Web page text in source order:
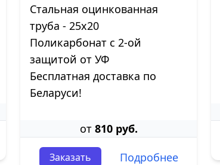
Стальная оцинкованная
труба - 25х20
Поликарбонат с 2-ой
защитой от УФ
Бесплатная доставка по
Беларуси!
от 810 руб.
Заказать Подробнее